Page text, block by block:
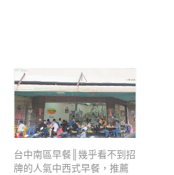
台中南區早餐║幾乎看不到招
牌的人氣中西式早餐，推薦